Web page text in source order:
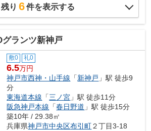
残り 6件を表示する
グランツ新神戸
敷0 礼0
6.5万円
神戸市西神・山手線 「新神戸 」駅 徒歩9
分
東海道本線 「三ノ宮 」駅 徒歩11分
阪急神戸本線 「春日野道 」駅 徒歩15分
築10年 / 29.38㎡
兵庫県神戸市中央区布引町２丁目3-18